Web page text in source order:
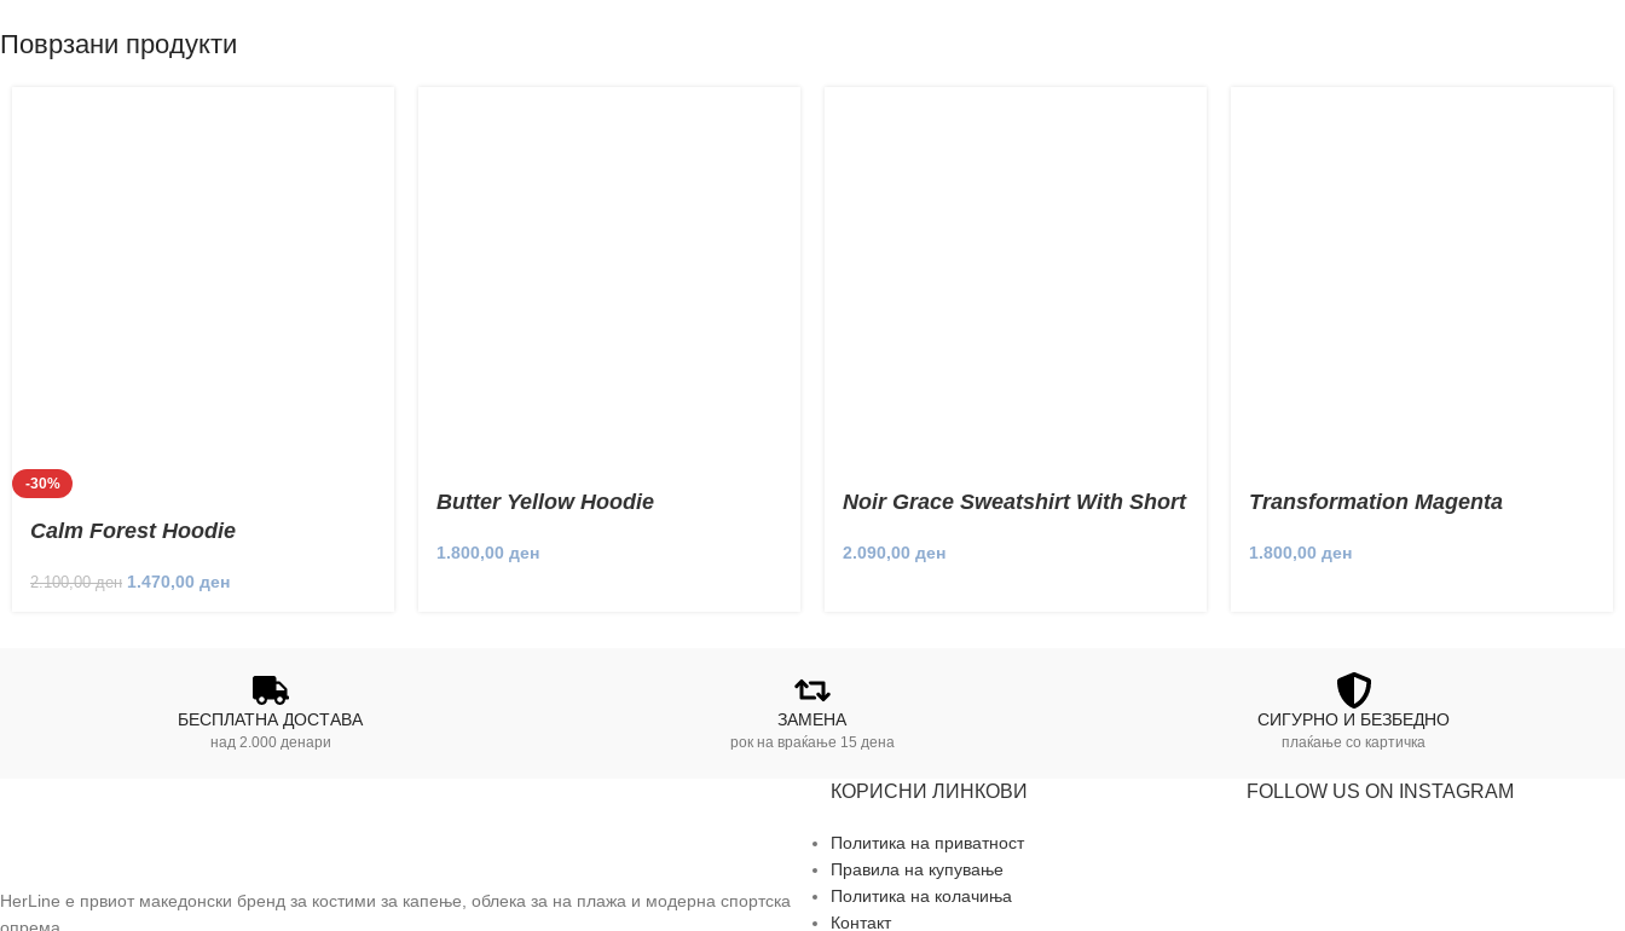
Поврзани продукти
-30%
Calm Forest Hoodie
2.100,00ден 1.470,00 ден
Butter Yellow Hoodie
1.800,00 ден
Noir Grace Sweatshirt With Short
2.090,00 ден
Transformation Magenta
1.800,00 ден
БЕСПЛАТНА ДОСТАВА
над 2.000 денари
ЗАМЕНА
рок на враќање 15 дена
СИГУРНО И БЕЗБЕДНО
плаќање со картичка
HerLine е првиот македонски бренд за костими за капење, облека за на плажа и модерна спортска
опрема.
КОРИСНИ ЛИНКОВИ
Политика на приватност
Правила на купување
Политика на колачиња
Контакт
FOLLOW US ON INSTAGRAM